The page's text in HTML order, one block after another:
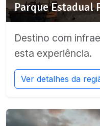
Parque Estadual
Destino com
esta experiência.
Ver detalhes da